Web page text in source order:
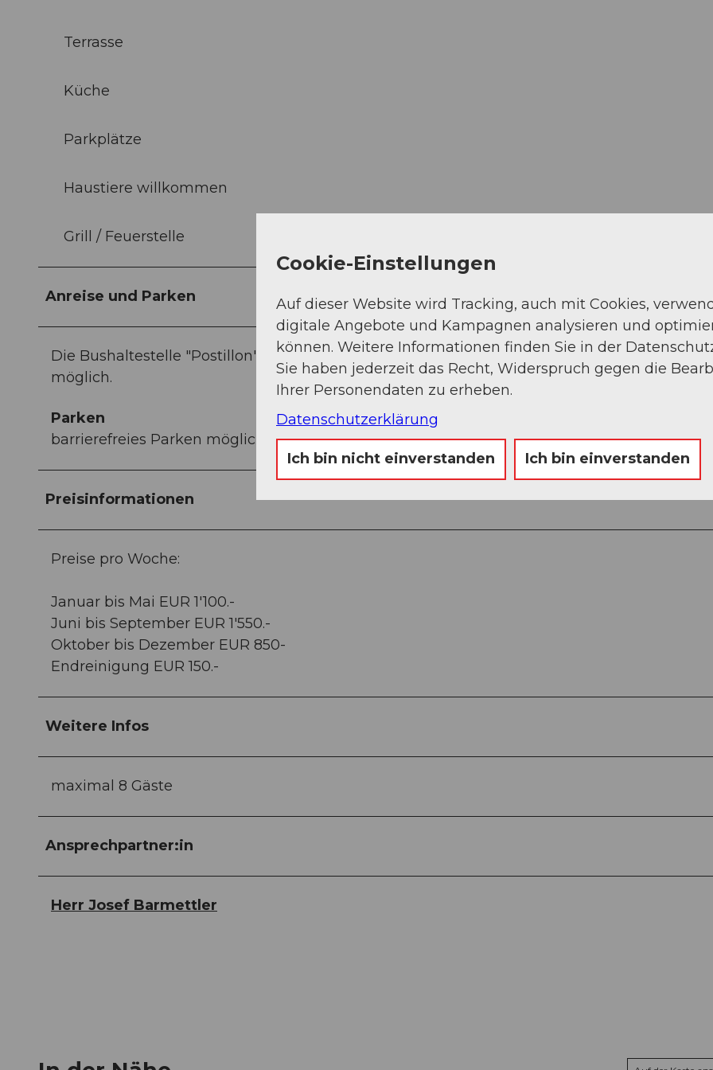
Terrasse
Küche
Parkplätze
Haustiere willkommen
Grill / Feuerstelle
Anreise und Parken
Die Bushaltestelle "Postillon" istca. 5 Gehminuten entfernt. Die Anreise per Auto ist ebenfalls
möglich.
Parken
barrierefreies Parken möglich
Preisinformationen
Preise pro Woche:
Januar bis Mai EUR 1'100.-
Juni bis September EUR 1'550.-
Oktober bis Dezember EUR 850-
Endreinigung EUR 150.-
Weitere Infos
maximal 8 Gäste
Ansprechpartner:in
Herr Josef Barmettler
Cookie-Einstellungen
Auf dieser Website wird Tracking, auch mit Cookies,
digitale Angebote und Kampagnen analysieren und
können. Weitere Informationen finden Sie in der
Sie haben jederzeit das Recht, Widerspruch gegen die
Ihrer Personendaten zu erheben.
Datenschutzerklärung
Ich bin nicht einverstanden Ich bin einverstanden